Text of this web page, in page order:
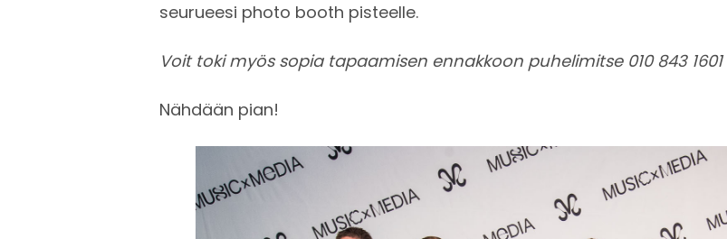
seurueesi photo booth pisteelle.
Voit toki myös sopia tapaamisen ennakkoon puhelimitse 010 843
Nähdään pian!